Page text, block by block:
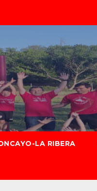
LA RIBERA